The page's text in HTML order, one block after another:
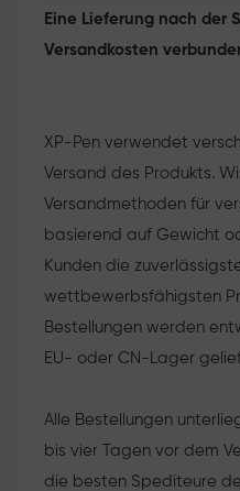
Eine Lieferung nach der
Versandkosten
XP-Pen verwendet
Versand des Produkts.
Versandmethoden für
basierend auf Gewicht
Kunden die
wettbewerbsfähigsten
Bestellungen werden
EU- oder CN-Lager
Alle Bestellungen
bis vier Tagen vor dem
die besten Spediteure